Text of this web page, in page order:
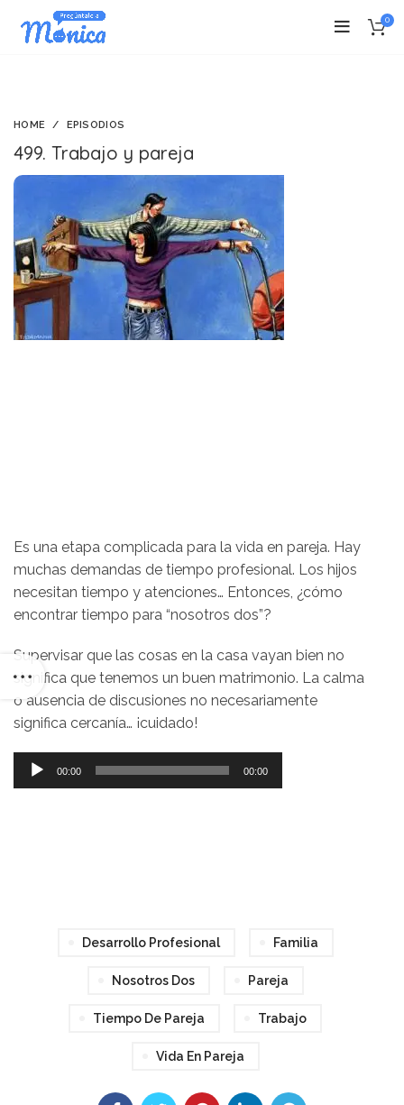
0
HOME EPISODIOS
499. Trabajo y pareja
Es una etapa complicada para la vida en pareja. Hay
muchas demandas de tiempo profesional. Los hijos
necesitan tiempo y atenciones… Entonces, ¿cómo
encontrar tiempo para “nosotros dos”?
Supervisar que las cosas en la casa vayan bien no
significa que tenemos un buen matrimonio. La calma
o ausencia de discusiones no necesariamente
significa cercanía… ¡cuidado!
Reproductor
de
00:00 00:00
Desarrollo Profesional Familia
Nosotros Dos Pareja
Tiempo De Pareja Trabajo
Vida En Pareja